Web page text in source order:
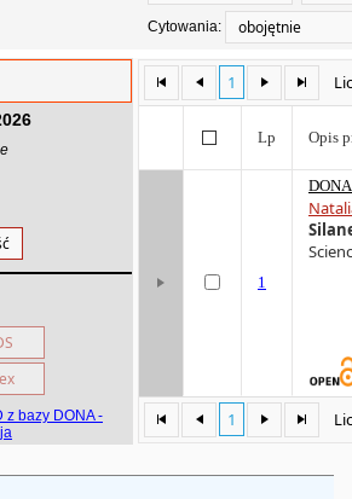
Cytowania: obojętnie
z bazy DONA -
1
Lp Opis
1
1